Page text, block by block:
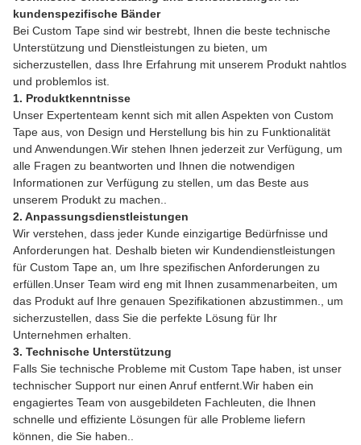
kundenspezifische Bänder
Bei Custom Tape sind wir bestrebt, Ihnen die beste technische
Unterstützung und Dienstleistungen zu bieten, um
sicherzustellen, dass Ihre Erfahrung mit unserem Produkt nahtlos
und problemlos ist.
1. Produktkenntnisse
Unser Expertenteam kennt sich mit allen Aspekten von Custom
Tape aus, von Design und Herstellung bis hin zu Funktionalität
und Anwendungen.Wir stehen Ihnen jederzeit zur Verfügung, um
alle Fragen zu beantworten und Ihnen die notwendigen
Informationen zur Verfügung zu stellen, um das Beste aus
unserem Produkt zu machen..
2. Anpassungsdienstleistungen
Wir verstehen, dass jeder Kunde einzigartige Bedürfnisse und
Anforderungen hat. Deshalb bieten wir Kundendienstleistungen
für Custom Tape an, um Ihre spezifischen Anforderungen zu
erfüllen.Unser Team wird eng mit Ihnen zusammenarbeiten, um
das Produkt auf Ihre genauen Spezifikationen abzustimmen., um
sicherzustellen, dass Sie die perfekte Lösung für Ihr
Unternehmen erhalten.
3. Technische Unterstützung
Falls Sie technische Probleme mit Custom Tape haben, ist unser
technischer Support nur einen Anruf entfernt.Wir haben ein
engagiertes Team von ausgebildeten Fachleuten, die Ihnen
schnelle und effiziente Lösungen für alle Probleme liefern
können, die Sie haben..